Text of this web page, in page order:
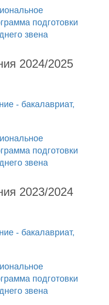
подготовки
звена
2024/2025
- бакалавриат,
подготовки
звена
2023/2024
- бакалавриат,
подготовки
звена